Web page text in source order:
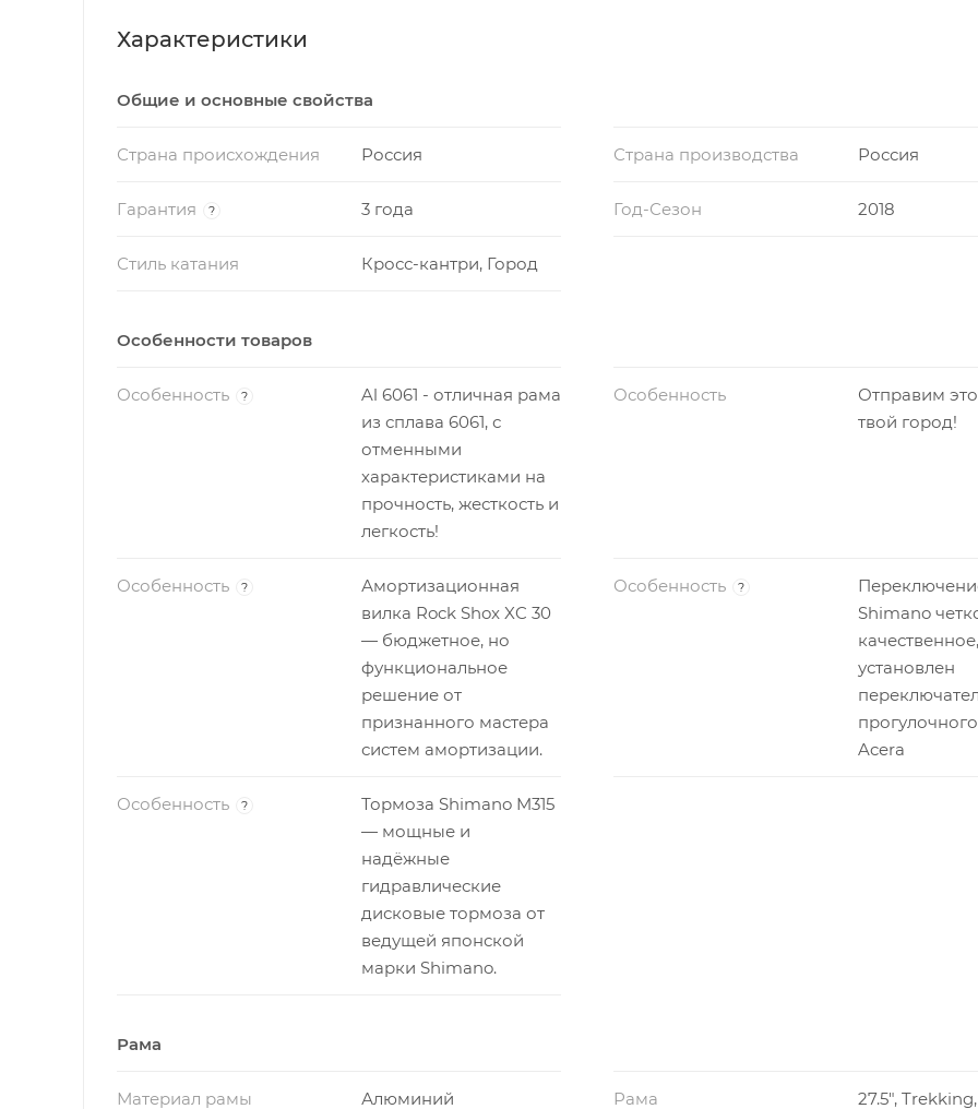
Характеристики
Общие и основные свойства
Страна происхождения Россия Страна производства Россия
Гарантия ? 3 года Год-Сезон 2018
Стиль катания Кросс-кантри, Город
Особенности товаров
Особенность ?
Al 6061 - отличная рама
из сплава 6061, с
отменными
характеристиками на
прочность, жесткость и
легкость!
Особенность
Отправим
твой город!
Особенность ?
Амортизационная
вилка Rock Shox XC 30
— бюджетное, но
функциональное
решение от
признанного мастера
систем амортизации.
Особенность ?
Shimano
установлен
Acera
Особенность ?
Тормоза Shimano M315
— мощные и
надёжные
гидравлические
дисковые тормоза от
ведущей японской
марки Shimano.
Рама
Материал рамы Алюминий Рама 27.5", Trekking,